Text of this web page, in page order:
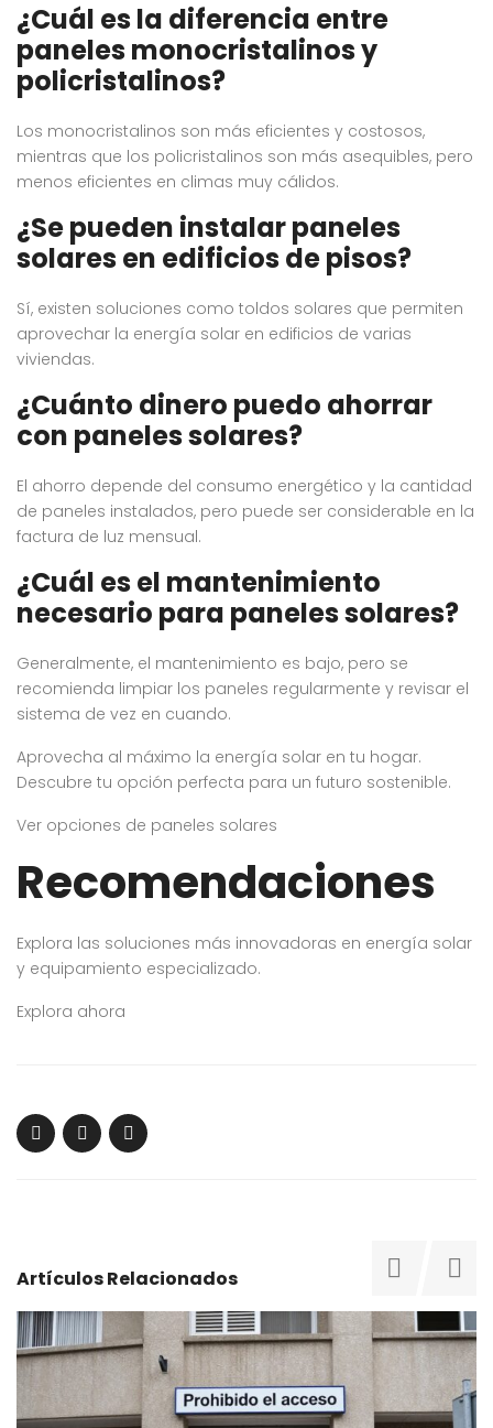
¿Cuál es la diferencia entre
paneles monocristalinos y
policristalinos?
Los monocristalinos son más eficientes y costosos,
mientras que los policristalinos son más asequibles, pero
menos eficientes en climas muy cálidos.
¿Se pueden instalar paneles
solares en edificios de pisos?
Sí, existen soluciones como toldos solares que permiten
aprovechar la energía solar en edificios de varias
viviendas.
¿Cuánto dinero puedo ahorrar
con paneles solares?
El ahorro depende del consumo energético y la cantidad
de paneles instalados, pero puede ser considerable en la
factura de luz mensual.
¿Cuál es el mantenimiento
necesario para paneles solares?
Generalmente, el mantenimiento es bajo, pero se
recomienda limpiar los paneles regularmente y revisar el
sistema de vez en cuando.
Aprovecha al máximo la energía solar en tu hogar.
Descubre tu opción perfecta para un futuro sostenible.
Ver opciones de paneles solares
Recomendaciones
Explora las soluciones más innovadoras en energía solar
y equipamiento especializado.
Explora ahora
Artículos Relacionados